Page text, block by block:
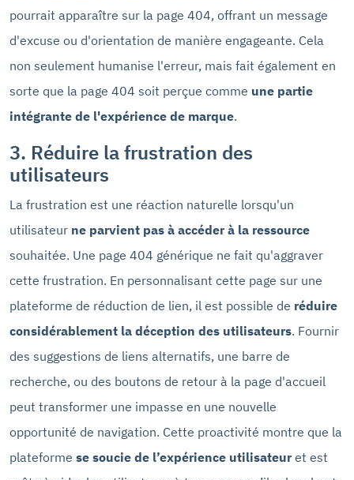
pourrait apparaître sur la page 404, offrant un message
d'excuse ou d'orientation de manière engageante. Cela
non seulement humanise l'erreur, mais fait également en
sorte que la page 404 soit perçue comme une partie
intégrante de l'expérience de marque.
3. Réduire la frustration des
utilisateurs
La frustration est une réaction naturelle lorsqu'un
utilisateur ne parvient pas à accéder à la ressource
souhaitée. Une page 404 générique ne fait qu'aggraver
cette frustration. En personnalisant cette page sur une
plateforme de réduction de lien, il est possible de réduire
considérablement la déception des utilisateurs. Fournir
des suggestions de liens alternatifs, une barre de
recherche, ou des boutons de retour à la page d'accueil
peut transformer une impasse en une nouvelle
opportunité de navigation. Cette proactivité montre que la
plateforme se soucie de l’expérience utilisateur et est